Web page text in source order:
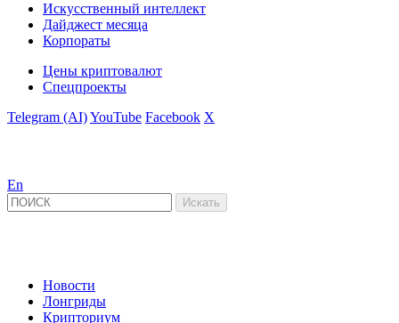
Искусственный интеллект
Дайджест месяца
Корпораты
Цены криптовалют
Спецпроекты
Telegram (AI)YouTube Facebook X
En
Новости
Лонгриды
Крипториум